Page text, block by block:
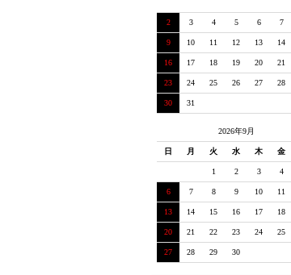
2 3 4 5 6 7
9 10 11 12 13 14
16 17 18 19 20 21
23 24 25 26 27 28
30 31
2026年9月
日 月 火 水 木 金
1 2 3 4
6 7 8 9 10 11
13 14 15 16 17 18
20 21 22 23 24 25
27 28 29 30